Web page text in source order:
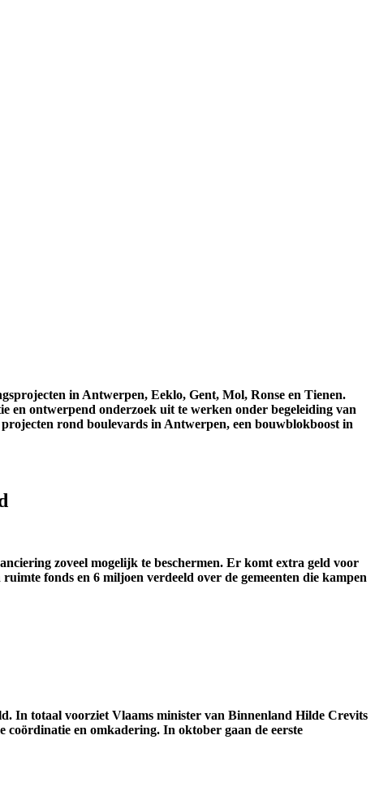
in Antwerpen, Eeklo, Gent, Mol, Ronse en Tienen.
en ontwerpend onderzoek uit te werken onder begeleiding van
projecten rond boulevards in Antwerpen, een bouwblokboost in
zoveel mogelijk te beschermen. Er komt extra geld voor
ruimte fonds en 6 miljoen verdeeld over de gemeenten die kampen
In totaal voorziet Vlaams minister van Binnenland Hilde Crevits
coördinatie en omkadering. In oktober gaan de eerste